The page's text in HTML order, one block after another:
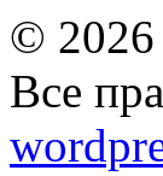
© 2026
Все